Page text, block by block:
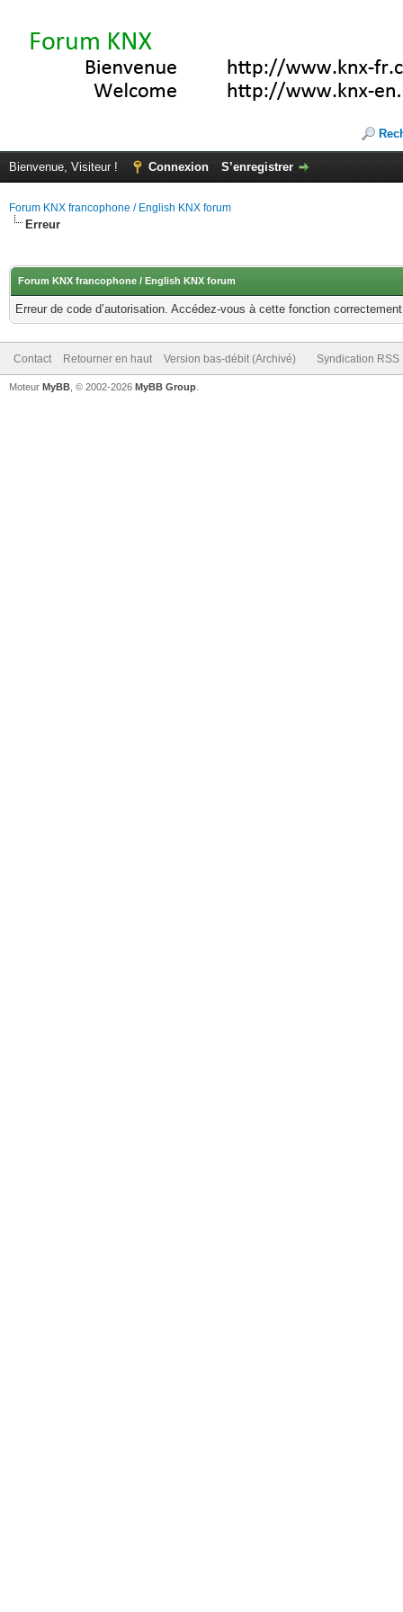
Bienvenue, Visiteur ! Connexion S’enregistrer
Forum KNX francophone / English KNX forum
Erreur
Forum KNX francophone / English KNX forum
Erreur de code d’autorisation. Accédez-vous à cette fonction
Contact Retourner en haut Version bas-débit (Archivé) Syndication RSS
Moteur MyBB , © 2002-2026 MyBB Group